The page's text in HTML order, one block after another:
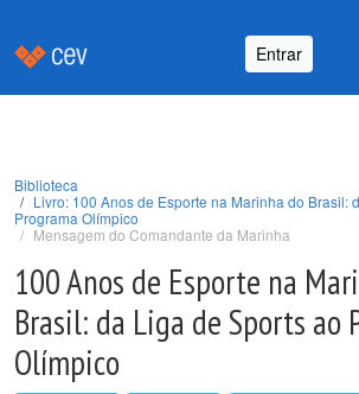
Entrar
Biblioteca
Livro: 100 Anos de Esporte na Marinha do Brasil:
Programa Olímpico
Mensagem do Comandante da Marinha
100 Anos de Esporte na
Brasil: da Liga de Sports ao
Olímpico